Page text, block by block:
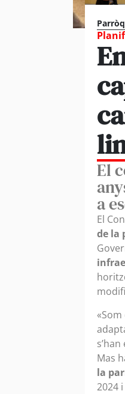
El
a
El
de la
Mas
la
2024